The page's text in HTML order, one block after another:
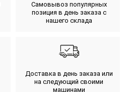
Самовывоз популярных
позиция в день заказа с
нашего склада
Доставка в день заказа или
на следующий своими
машинами